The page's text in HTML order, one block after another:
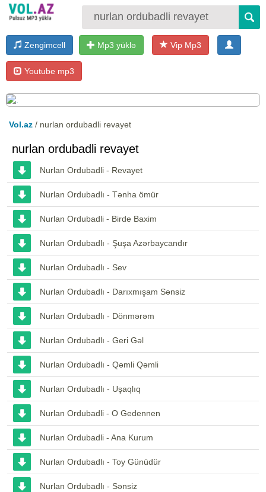
Zengimcell Mp3 yüklə Vip Mp3
Youtube mp3
Vol.az / nurlan ordubadli revayet
nurlan ordubadli revayet
Nurlan Ordubadli - Revayet
Nurlan Ordubadlı - Tənha ömür
Nurlan Ordubadli - Birde Baxim
Nurlan Ordubadlı - Şuşa Azərbaycandır
Nurlan Ordubadlı - Sev
Nurlan Ordubadlı - Darıxmışam Sənsiz
Nurlan Ordubadlı - Dönmərəm
Nurlan Ordubadlı - Geri Gəl
Nurlan Ordubadlı - Qəmli Qəmli
Nurlan Ordubadlı - Uşaqlıq
Nurlan Ordubadli - O Gedennen
Nurlan Ordubadli - Ana Kurum
Nurlan Ordubadlı - Toy Günüdür
Nurlan Ordubadlı - Sənsiz